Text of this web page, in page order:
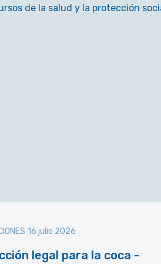
de la salud y la protección
16 julio 2026
legal para la coca -